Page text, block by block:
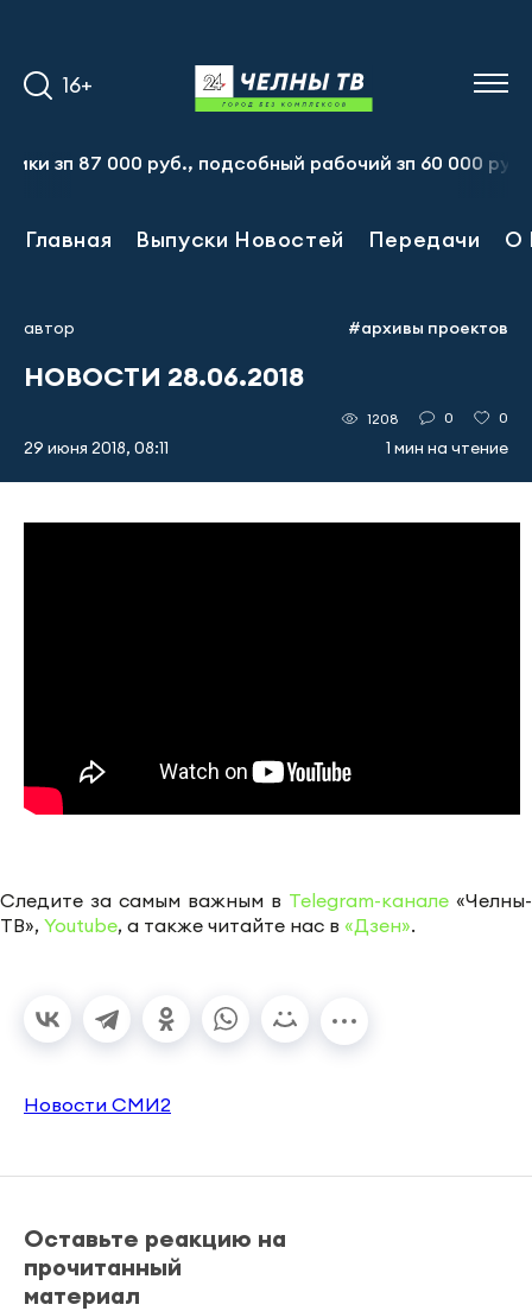
16+
87 000 руб., подсобный рабочий зп 60 000 руб.
Главная Выпуски Новостей Передачи О
автор #архивы проектов
НОВОСТИ 28.06.2018
29 июня 2018, 08:11
1208 0 0
1 мин на чтение
Следите за самым важным в Telegram-канале «Челны-
ТВ», Youtube, а также читайте нас в «Дзен».
Новости СМИ2
Оставьте реакцию на
прочитанный
материал